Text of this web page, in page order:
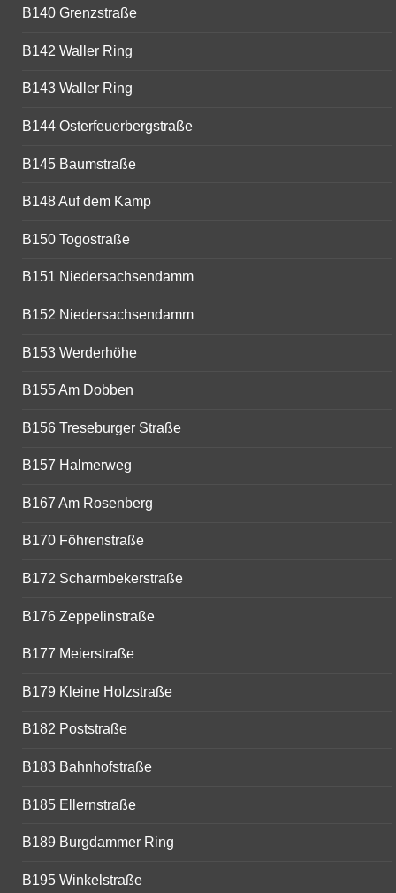
B140 Grenzstraße
B142 Waller Ring
B143 Waller Ring
B144 Osterfeuerbergstraße
B145 Baumstraße
B148 Auf dem Kamp
B150 Togostraße
B151 Niedersachsendamm
B152 Niedersachsendamm
B153 Werderhöhe
B155 Am Dobben
B156 Treseburger Straße
B157 Halmerweg
B167 Am Rosenberg
B170 Föhrenstraße
B172 Scharmbekerstraße
B176 Zeppelinstraße
B177 Meierstraße
B179 Kleine Holzstraße
B182 Poststraße
B183 Bahnhofstraße
B185 Ellernstraße
B189 Burgdammer Ring
B195 Winkelstraße